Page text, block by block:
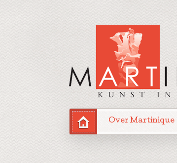
Over Martinique